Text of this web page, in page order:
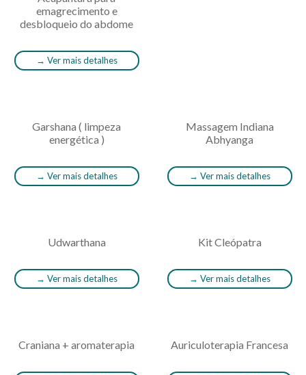
emagrecimento e
desbloqueio do abdome
→ Ver mais detalhes
Garshana ( limpeza
energética )
→ Ver mais detalhes
Massagem Indiana
Abhyanga
→ Ver mais detalhes
Udwarthana
→ Ver mais detalhes
Kit Cleópatra
→ Ver mais detalhes
Craniana + aromaterapia Auriculoterapia Francesa